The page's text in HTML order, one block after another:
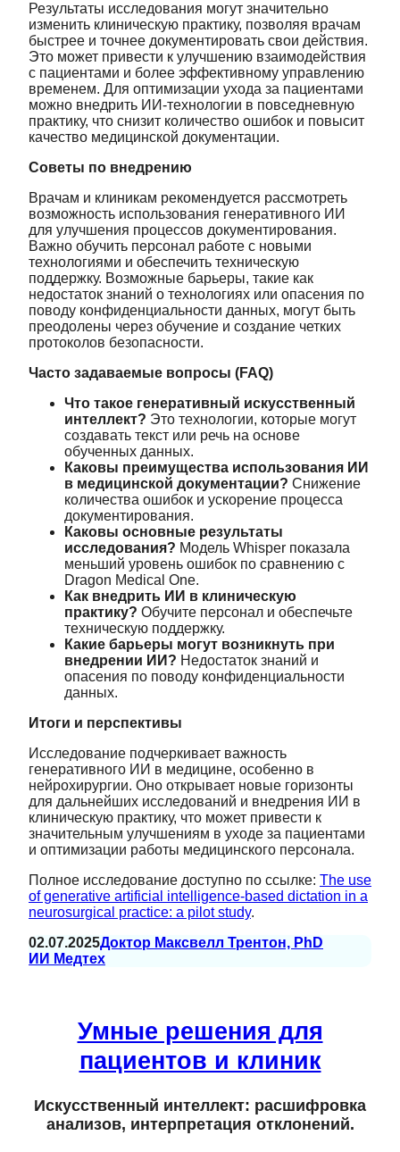
Результаты исследования могут значительно
изменить клиническую практику, позволяя врачам
быстрее и точнее документировать свои действия.
Это может привести к улучшению взаимодействия
с пациентами и более эффективному управлению
временем. Для оптимизации ухода за пациентами
можно внедрить ИИ-технологии в повседневную
практику, что снизит количество ошибок и повысит
качество медицинской документации.
Советы по внедрению
Врачам и клиникам рекомендуется рассмотреть
возможность использования генеративного ИИ
для улучшения процессов документирования.
Важно обучить персонал работе с новыми
технологиями и обеспечить техническую
поддержку. Возможные барьеры, такие как
недостаток знаний о технологиях или опасения по
поводу конфиденциальности данных, могут быть
преодолены через обучение и создание четких
протоколов безопасности.
Часто задаваемые вопросы (FAQ)
Что такое генеративный искусственный
интеллект? Это технологии, которые могут
создавать текст или речь на основе
обученных данных.
Каковы преимущества использования ИИ
в медицинской документации? Снижение
количества ошибок и ускорение процесса
документирования.
Каковы основные результаты
исследования? Модель Whisper показала
меньший уровень ошибок по сравнению с
Dragon Medical One.
Как внедрить ИИ в клиническую
практику? Обучите персонал и обеспечьте
техническую поддержку.
Какие барьеры могут возникнуть при
внедрении ИИ? Недостаток знаний и
опасения по поводу конфиденциальности
данных.
Итоги и перспективы
Исследование подчеркивает важность
генеративного ИИ в медицине, особенно в
нейрохирургии. Оно открывает новые горизонты
для дальнейших исследований и внедрения ИИ в
клиническую практику, что может привести к
значительным улучшениям в уходе за пациентами
и оптимизации работы медицинского персонала.
Полное исследование доступно по ссылке: The use
of generative artificial intelligence-based dictation in a
neurosurgical practice: a pilot study.
02.07.2025Доктор Максвелл Трентон, PhD
ИИ Медтех
Умные решения для
пациентов и клиник
Искусственный интеллект: расшифровка
анализов, интерпретация отклонений.